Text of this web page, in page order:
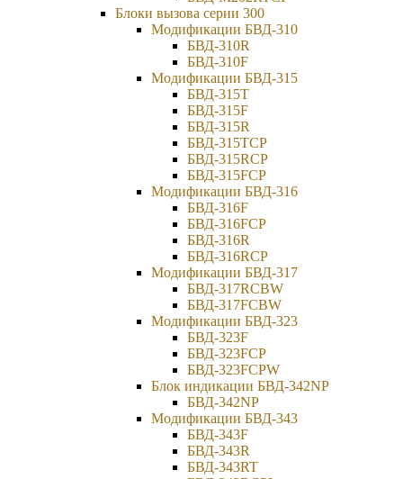
Блоки вызова серии 300
Модификации БВД-310
БВД-310R
БВД-310F
Модификации БВД-315
БВД-315Т
БВД-315F
БВД-315R
БВД-315TCP
БВД-315RCP
БВД-315FCP
Модификации БВД-316
БВД-316F
БВД-316FCP
БВД-316R
БВД-316RCP
Модификации БВД-317
БВД-317RCBW
БВД-317FCBW
Модификации БВД-323
БВД-323F
БВД-323FCP
БВД-323FCPW
Блок индикации БВД-342NP
БВД-342NP
Модификации БВД-343
БВД-343F
БВД-343R
БВД-343RT